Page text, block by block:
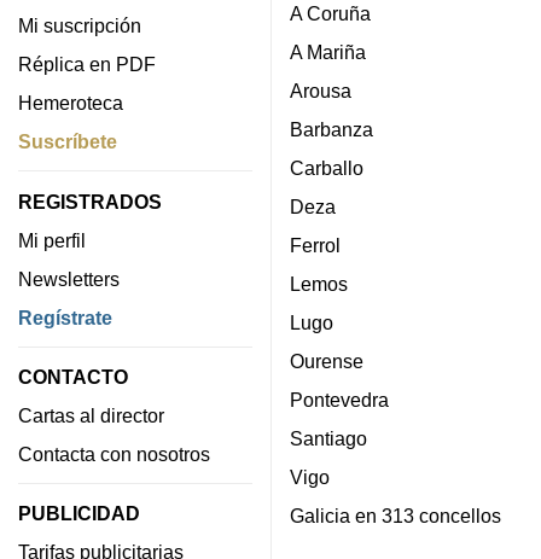
Mi suscripción
Réplica en PDF
Hemeroteca
Suscríbete
REGISTRADOS
Mi perfil
Newsletters
Regístrate
CONTACTO
Cartas al director
Contacta con nosotros
PUBLICIDAD
Tarifas publicitarias
A Coruña
A Mariña
Arousa
Barbanza
Carballo
Deza
Ferrol
Lemos
Lugo
Ourense
Pontevedra
Santiago
Vigo
Galicia en 313 concellos